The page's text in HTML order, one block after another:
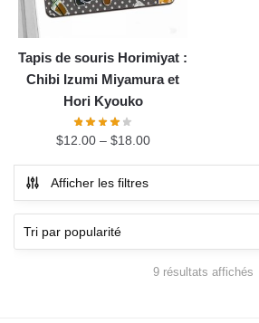
Tapis de souris Horimiyat :
Chibi Izumi Miyamura et
Hori Kyouko
$12.00– $18.00
Afficher les filtres
9 résultats affichés